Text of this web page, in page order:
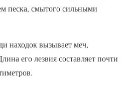
песка, смытого сильными
находок вызывает меч,
его лезвия составляет почти